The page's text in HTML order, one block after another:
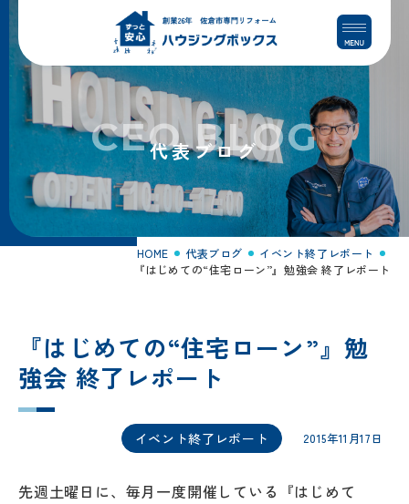
コ
テ
ン
ス
ナ
ゲ
ー
ン
代表ブログ
CEO BLOG
HOME 代表ブログ
イベント終了レポート
『はじめての“住宅ローン”』勉強会 終了レポート
『はじめての“住宅ローン”』勉
強会 終了レポート
イベント終了レポート 2015年11月17日
先週土曜日に、毎月一度開催している『はじめて